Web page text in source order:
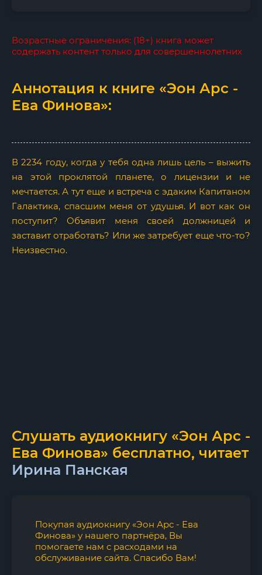
Возрастные ограничения: (18+) книга может
содержать контент только для совершеннолетних
Аннотация к книге «Эон Арс -
Ева Финова»:
В 2234 году, когда у тебя одна лишь цель – выжить
на этой проклятой планете, о лицензии и не
мечтается. А тут еще и встреча с эдаким Капитаном
Галактика, спасшим меня от удушья. И вот как он
поступит? Объявит меня своей должницей и
заставит отработать? Или же затребует еще что-то?
Неизвестно.
Слушать аудиокнигу «Эон Арс -
Ева Финова» бесплатно, читает
Ирина Панская
Покупая аудиокнигу «Эон Арс - Ева
Финова» у нашего партнёра, Вы
помогаете нам с расходами на
обслуживание сайта. Спасибо Вам!